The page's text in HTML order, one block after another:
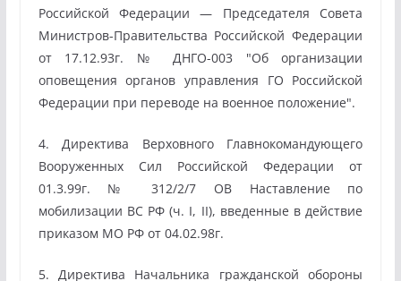
Российской Федерации — Председателя Совета
Министров-Правительства Российской Федерации
от 17.12.93г. № ДНГО-003 "Об организации
оповещения органов управления ГО Российской
Федерации при переводе на военное положение".
4. Директива Верховного Главнокомандующего
Вооруженных Сил Российской Федерации от
01.3.99г. № 312/2/7 ОВ Наставление по
мобилизации ВС РФ (ч. I, II), введенные в действие
приказом МО РФ от 04.02.98г.
5. Директива Начальника гражданской обороны